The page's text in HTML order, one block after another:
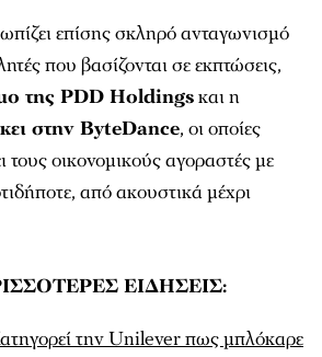
επίσης σκληρό ανταγωνισμό
που βασίζονται σε εκπτώσεις,
της PDD Holdingsκαι η
στην ByteDance, οι οποίες
τους οικονομικούς αγοραστές με
από ακουστικά μέχρι
ΕΙΔΗΣΕΙΣ:
την Unilever πως μπλόκαρε